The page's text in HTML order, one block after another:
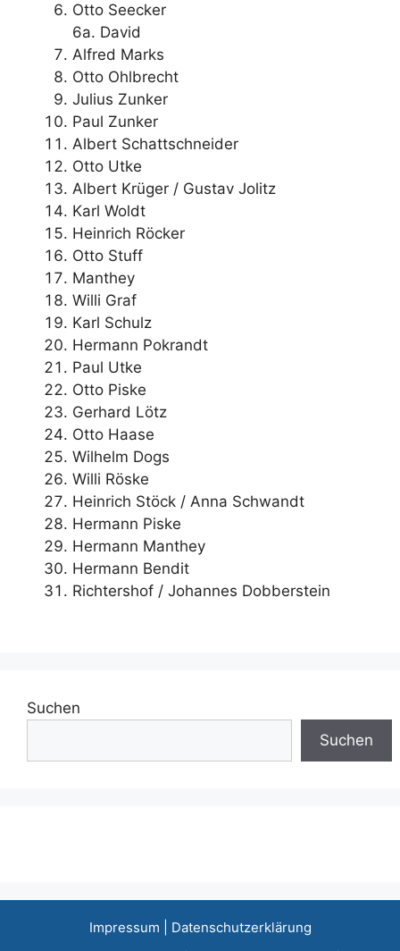
Otto Seecker
6a. David
Alfred Marks
Otto Ohlbrecht
Julius Zunker
Paul Zunker
Albert Schattschneider
Otto Utke
Albert Krüger / Gustav Jolitz
Karl Woldt
Heinrich Röcker
Otto Stuff
Manthey
Willi Graf
Karl Schulz
Hermann Pokrandt
Paul Utke
Otto Piske
Gerhard Lötz
Otto Haase
Wilhelm Dogs
Willi Röske
Heinrich Stöck / Anna Schwandt
Hermann Piske
Hermann Manthey
Hermann Bendit
Richtershof / Johannes Dobberstein
Suchen
Suchen
Impressum
Datenschutzerklärung